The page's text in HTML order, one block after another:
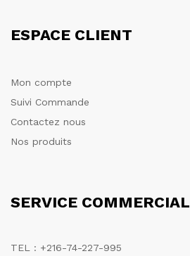
ESPACE CLIENT
Mon compte
Suivi Commande
Contactez nous
Nos produits
SERVICE COMMERCIAL
TEL : +216-74-227-995